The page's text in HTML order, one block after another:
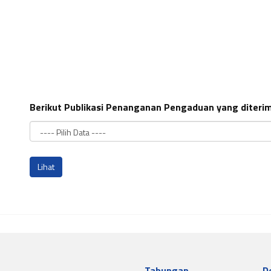
Berikut Publikasi Penanganan Pengaduan yang